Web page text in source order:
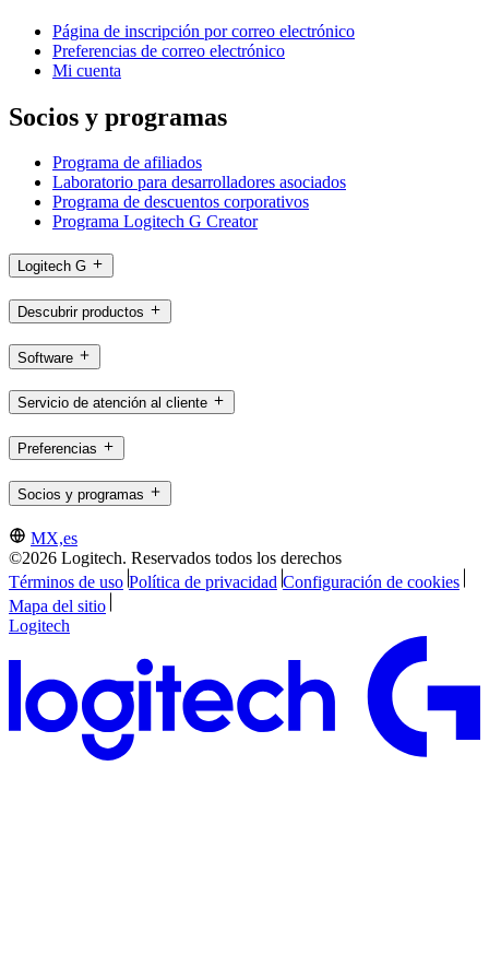
Página de inscripción por correo electrónico
Preferencias de correo electrónico
Mi cuenta
Socios y programas
Programa de afiliados
Laboratorio para desarrolladores asociados
Programa de descuentos corporativos
Programa Logitech G Creator
Logitech G
Descubrir productos
Software
Servicio de atención al cliente
Preferencias
Socios y programas
MX,es
©2026 Logitech. Reservados todos los derechos
Términos de uso Política de privacidad Configuración de cookies
Mapa del sitio
Logitech